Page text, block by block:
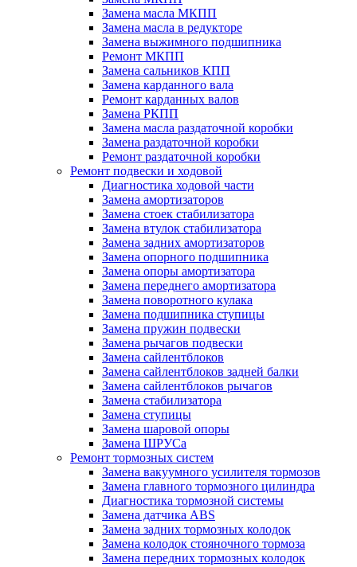
Замена масла МКПП
Замена масла в редукторе
Замена выжимного подшипника
Ремонт МКПП
Замена сальников КПП
Замена карданного вала
Ремонт карданных валов
Замена РКПП
Замена масла раздаточной коробки
Замена раздаточной коробки
Ремонт раздаточной коробки
Ремонт подвески и ходовой
Диагностика ходовой части
Замена амортизаторов
Замена стоек стабилизатора
Замена втулок стабилизатора
Замена задних амортизаторов
Замена опорного подшипника
Замена опоры амортизатора
Замена переднего амортизатора
Замена поворотного кулака
Замена подшипника ступицы
Замена пружин подвески
Замена рычагов подвески
Замена сайлентблоков
Замена сайлентблоков задней балки
Замена сайлентблоков рычагов
Замена стабилизатора
Замена ступицы
Замена шаровой опоры
Замена ШРУСа
Ремонт тормозных систем
Замена вакуумного усилителя тормозов
Замена главного тормозного цилиндра
Диагностика тормозной системы
Замена датчика ABS
Замена задних тормозных колодок
Замена колодок стояночного тормоза
Замена передних тормозных колодок